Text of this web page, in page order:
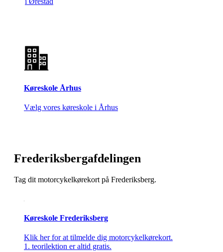
Køreskole Århus
Vælg vores køreskole i Århus
Frederiksbergafdelingen
Tag dit motorcykelkørekort på Frederiksberg.
Køreskole Frederiksberg
Klik her for at tilmelde dig motorcykelkørekort.
1. teorilektion er altid gratis.